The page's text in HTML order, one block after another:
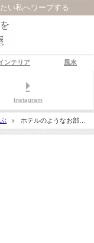
い私へワープする
ンテリア 風水
Instagram
ホテルのようなお部屋
り入れよう